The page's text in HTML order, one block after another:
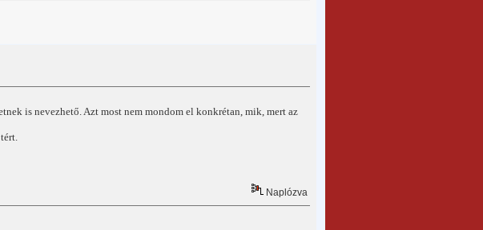
is nevezhető. Azt most nem mondom el konkrétan, mik, mert az
Naplózva